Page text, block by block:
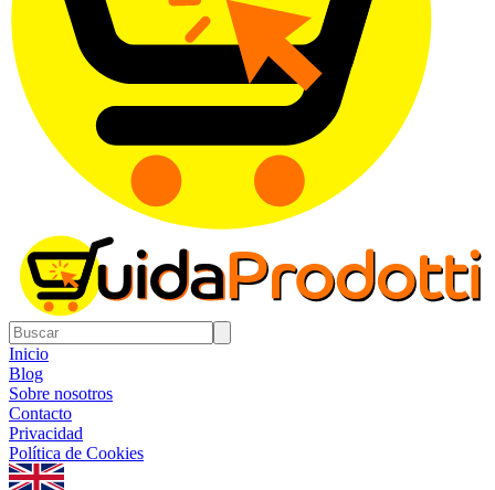
Inicio
Blog
Sobre nosotros
Contacto
Privacidad
Política de Cookies